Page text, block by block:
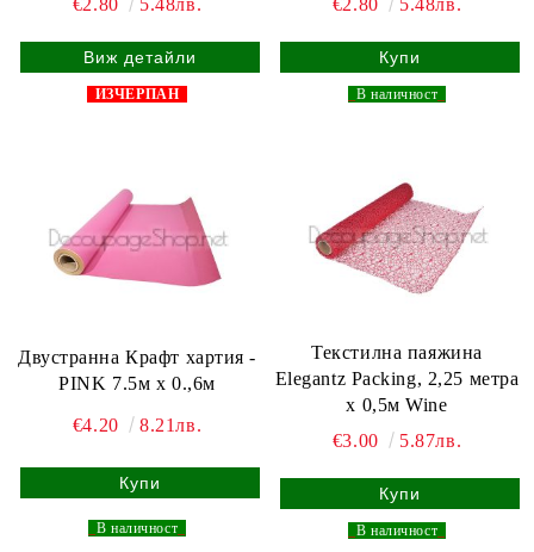
€2.80
5.48лв.
Виж детайли
ИЗЧЕРПАН
€2.80
5.48лв.
В наличност
Двустранна Крафт хартия -
PINK 7.5м х 0.,6м
€4.20 8.21лв.
В наличност
Текстилна паяжина
Elegantz Packing, 2,25 метра
х 0,5м Wine
€3.00
5.87лв.
В наличност